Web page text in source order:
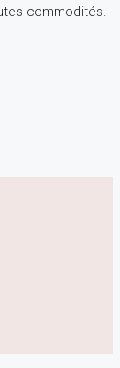
commodités.